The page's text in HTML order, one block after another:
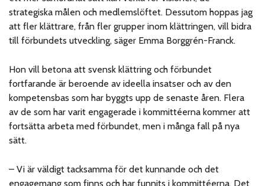
strategiska målen och medlemslöftet. Dessutom hoppas jag
att fler klättrare, från fler grupper inom klättringen, vill bidra
till förbundets utveckling, säger Emma Borggrén-Franck.
Hon vill betona att svensk klättring och förbundet
fortfarande är beroende av ideella insatser och av den
kompetensbas som har byggts upp de senaste åren. Flera
av de som har varit engagerade i kommittéerna kommer att
fortsätta arbeta med förbundet, men i många fall på nya
sätt.
– Vi är väldigt tacksamma för det kunnande och det
engagemang som finns och har funnits i kommittéerna. Det